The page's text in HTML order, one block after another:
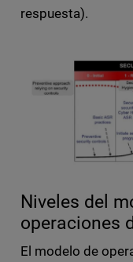
respuesta).
Niveles del
operaciones
El modelo de